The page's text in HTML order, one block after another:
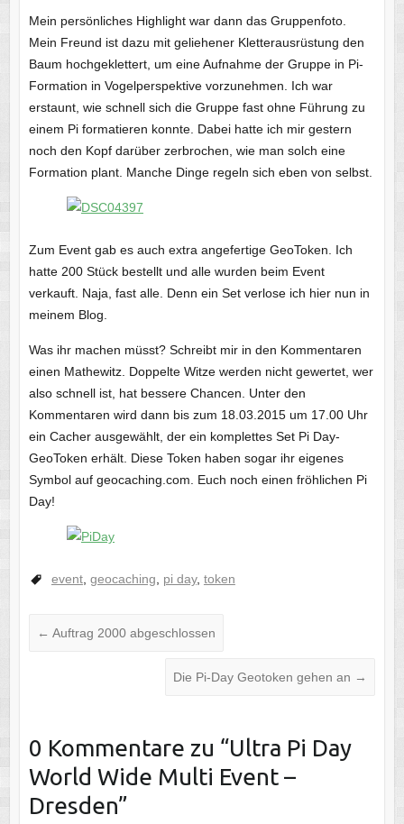
Mein persönliches Highlight war dann das Gruppenfoto.
Mein Freund ist dazu mit geliehener Kletterausrüstung den
Baum hochgeklettert, um eine Aufnahme der Gruppe in Pi-
Formation in Vogelperspektive vorzunehmen. Ich war
erstaunt, wie schnell sich die Gruppe fast ohne Führung zu
einem Pi formatieren konnte. Dabei hatte ich mir gestern
noch den Kopf darüber zerbrochen, wie man solch eine
Formation plant. Manche Dinge regeln sich eben von selbst.
Zum Event gab es auch extra angefertige GeoToken. Ich
hatte 200 Stück bestellt und alle wurden beim Event
verkauft. Naja, fast alle. Denn ein Set verlose ich hier nun in
meinem Blog.
Was ihr machen müsst? Schreibt mir in den Kommentaren
einen Mathewitz. Doppelte Witze werden nicht gewertet, wer
also schnell ist, hat bessere Chancen. Unter den
Kommentaren wird dann bis zum 18.03.2015 um 17.00 Uhr
ein Cacher ausgewählt, der ein komplettes Set Pi Day-
GeoToken erhält. Diese Token haben sogar ihr eigenes
Symbol auf geocaching.com. Euch noch einen fröhlichen Pi
Day!
event, geocaching pi day, token
← Auftrag 2000 abgeschlossen
Die Pi-Day Geotoken gehen an →
0 Kommentare zu “Ultra Pi Day
World Wide Multi Event –
Dresden”